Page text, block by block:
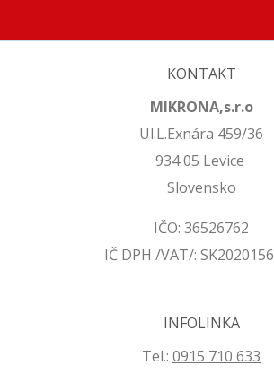
KONTAKT
MIKRONA,s.r.o
Ul.L.Exnára 459/36
934 05 Levice
Slovensko
IČO: 36526762
IČ DPH /VAT/:
INFOLINKA
Tel.: 0915 710 633